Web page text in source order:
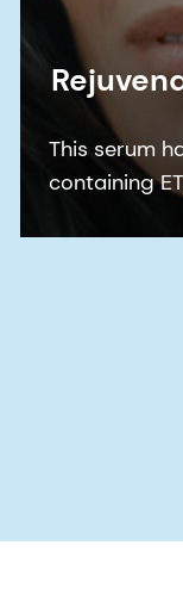
This serum
containing